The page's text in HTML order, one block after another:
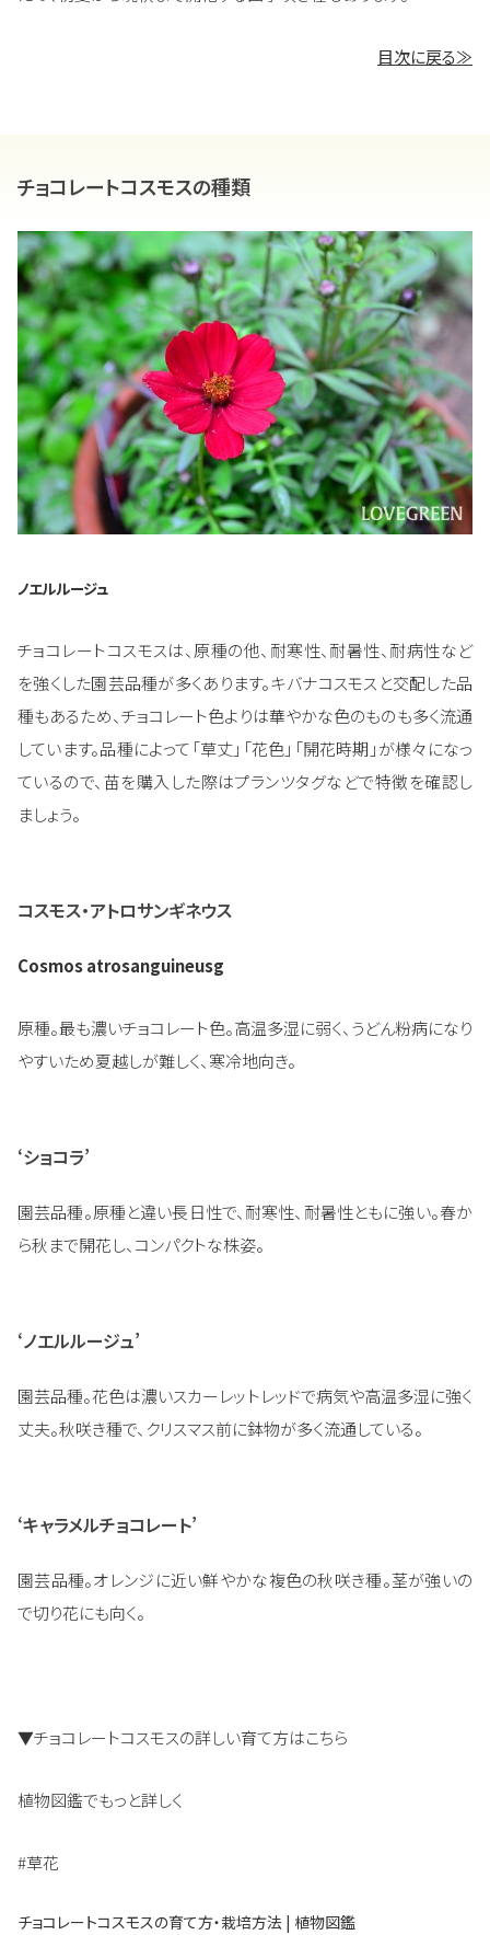
目次に戻る≫
チョコレートコスモスの種類
ノエルルージュ
チョコレートコスモスは、原種の他、耐寒性、耐暑性、耐病性など
を強くした園芸品種が多くあります。キバナコスモスと交配した品
種もあるため、チョコレート色よりは華やかな色のものも多く流通
しています。品種によって「草丈」「花色」「開花時期」が様々になっ
ているので、苗を購入した際はプランツタグなどで特徴を確認し
ましょう。
コスモス・アトロサンギネウス
Cosmos atrosanguineusg
原種。最も濃いチョコレート色。高温多湿に弱く、うどん粉病になり
やすいため夏越しが難しく、寒冷地向き。
‘ショコラ’
園芸品種。原種と違い長日性で、耐寒性、耐暑性ともに強い。春か
ら秋まで開花し、コンパクトな株姿。
‘ノエルルージュ’
園芸品種。花色は濃いスカーレットレッドで病気や高温多湿に強く
丈夫。秋咲き種で、クリスマス前に鉢物が多く流通している。
‘キャラメルチョコレート’
園芸品種。オレンジに近い鮮やかな複色の秋咲き種。茎が強いの
で切り花にも向く。
▼チョコレートコスモスの詳しい育て方はこちら
植物図鑑でもっと詳しく
#草花
チョコレートコスモスの育て方・栽培方法 | 植物図鑑